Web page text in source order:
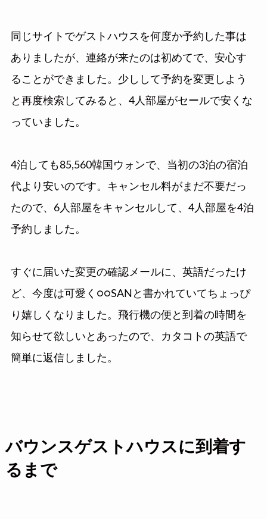
同じサイトでゲストハウスを何度か予約した事は
ありましたが、連絡が来たのは初めてで、安心す
ることができました。少しして予約を変更しよう
と再度検索してみると、4人部屋がセールで安くな
っていました。
4泊しても85,560韓国ウォンで、当初の3泊の宿泊
代より安いのです。キャンセル料がまだ不要だっ
たので、6人部屋をキャンセルして、4人部屋を4泊
予約しました。
すぐに届いた変更の確認メールに、英語だったけ
ど、今度は可愛く○○SANと書かれていてちょっぴ
り嬉しくなりました。飛行機の便と到着の時間を
知らせて欲しいとあったので、カタコトの英語で
簡単に返信しました。
バウンスゲストハウスに到着す
るまで